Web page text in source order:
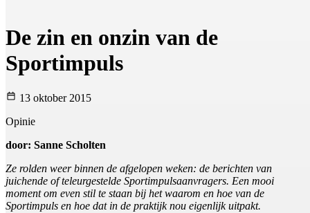
De zin en onzin van de
Sportimpuls
13 oktober 2015
Opinie
door: Sanne Scholten
Ze rolden weer binnen de afgelopen weken: de berichten van
juichende of teleurgestelde Sportimpulsaanvragers. Een mooi
moment om even stil te staan bij het waarom en hoe van de
Sportimpuls en hoe dat in de praktijk nou eigenlijk uitpakt.